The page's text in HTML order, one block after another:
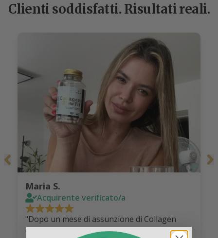
Clienti soddisfatti. Risultati reali.
Maria S.
Acquirente verificato/a
"Dopo un mese di assunzione di Collagen
GlowFit, la mia pelle è visibilmente più tonica